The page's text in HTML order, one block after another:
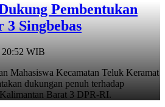
Pembentukan
Singbebas
20:52 WIB
Mahasiswa Kecamatan Teluk Keramat
dukungan penuh terhadap
Barat 3 DPR-RI.